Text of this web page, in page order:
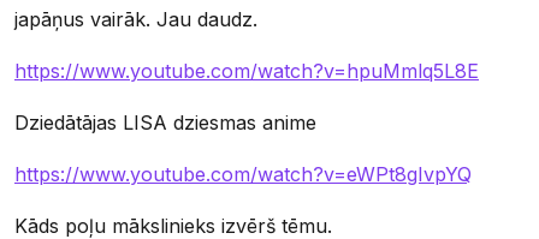
japāņus vairāk. Jau daudz.
https://www.youtube.com/watch?v=hpuMmlq5L8E
Dziedātājas LISA dziesmas anime
https://www.youtube.com/watch?v=eWPt8gIvpYQ
Kāds poļu mākslinieks izvērš tēmu.